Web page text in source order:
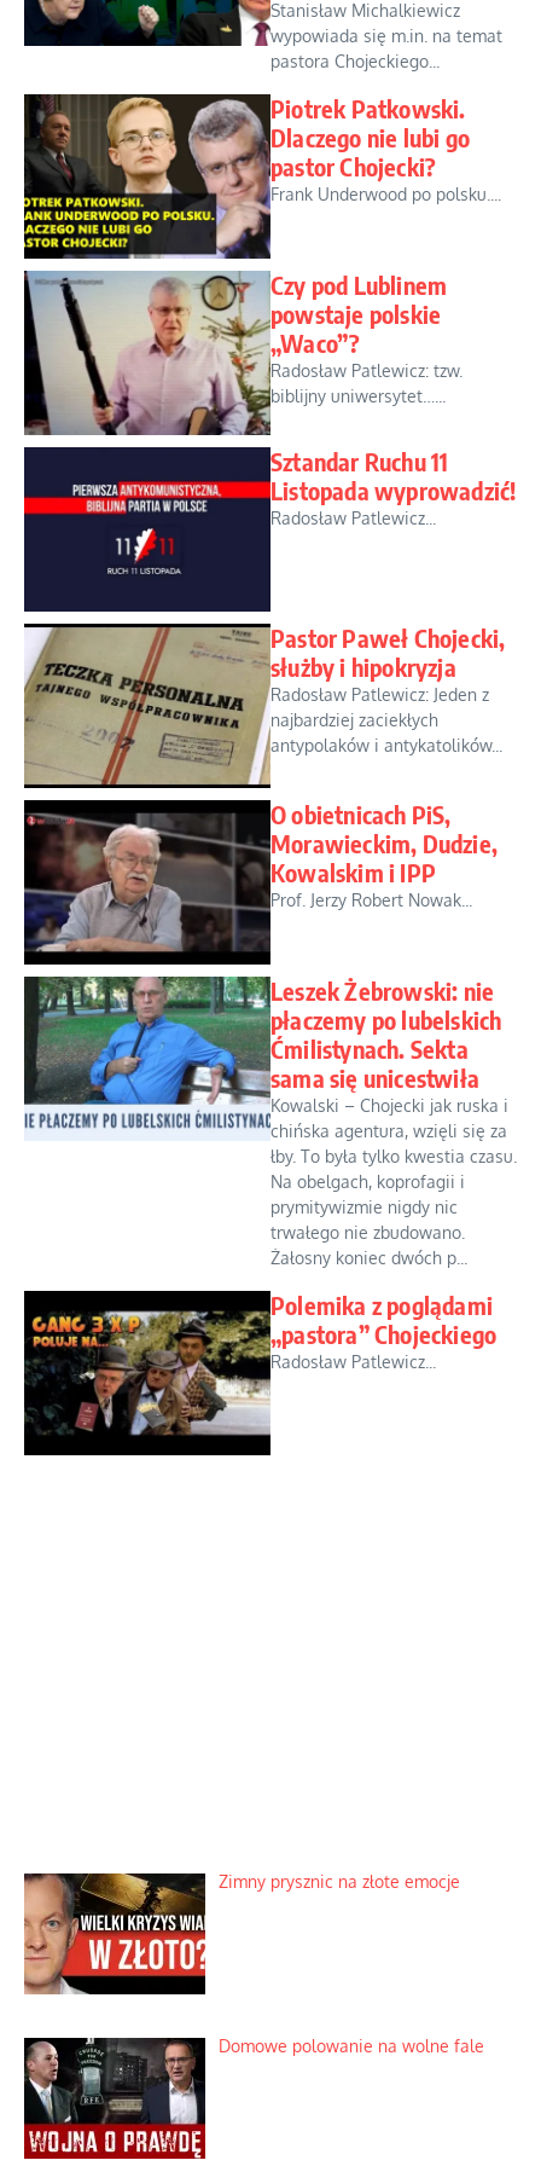
Stanisław Michalkiewicz
wypowiada się m.in. na temat
pastora Chojeckiego...
Piotrek Patkowski.
Dlaczego nie lubi go
pastor Chojecki?
Frank Underwood po polsku....
Czy pod Lublinem
powstaje polskie
„Waco”?
Radosław Patlewicz: tzw.
biblijny uniwersytet…...
Sztandar Ruchu 11
Listopada wyprowadzić!
Radosław Patlewicz...
Pastor Paweł Chojecki,
służby i hipokryzja
Radosław Patlewicz: Jeden z
najbardziej zaciekłych
antypolaków i antykatolików...
O obietnicach PiS,
Morawieckim, Dudzie,
Kowalskim i IPP
Prof. Jerzy Robert Nowak...
Leszek Żebrowski: nie
płaczemy po lubelskich
Ćmilistynach. Sekta
sama się unicestwiła
Kowalski – Chojecki jak ruska i
chińska agentura, wzięli się za
łby. To była tylko kwestia czasu.
Na obelgach, koprofagii i
prymitywizmie nigdy nic
trwałego nie zbudowano.
Żałosny koniec dwóch p...
Polemika z poglądami
„pastora” Chojeckiego
Radosław Patlewicz...
Zimny prysznic na złote emocje
Domowe polowanie na wolne fale